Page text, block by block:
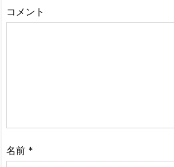
コメント
名前 *